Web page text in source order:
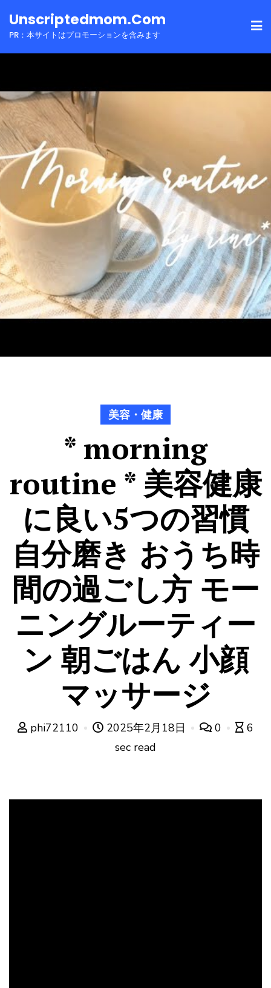
toUnscriptedmom.com
PR：本サイトはプロモーションを含みます
美容・健康
* morning
routine * 美容健康
に良い5つの習慣
自分磨き おうち時
間の過ごし方 モー
ニングルーティー
ン 朝ごはん 小顔
マッサージ
phi72110 2025年2月18日 0
6
sec read